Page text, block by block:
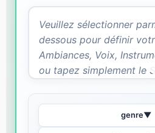
genre▼